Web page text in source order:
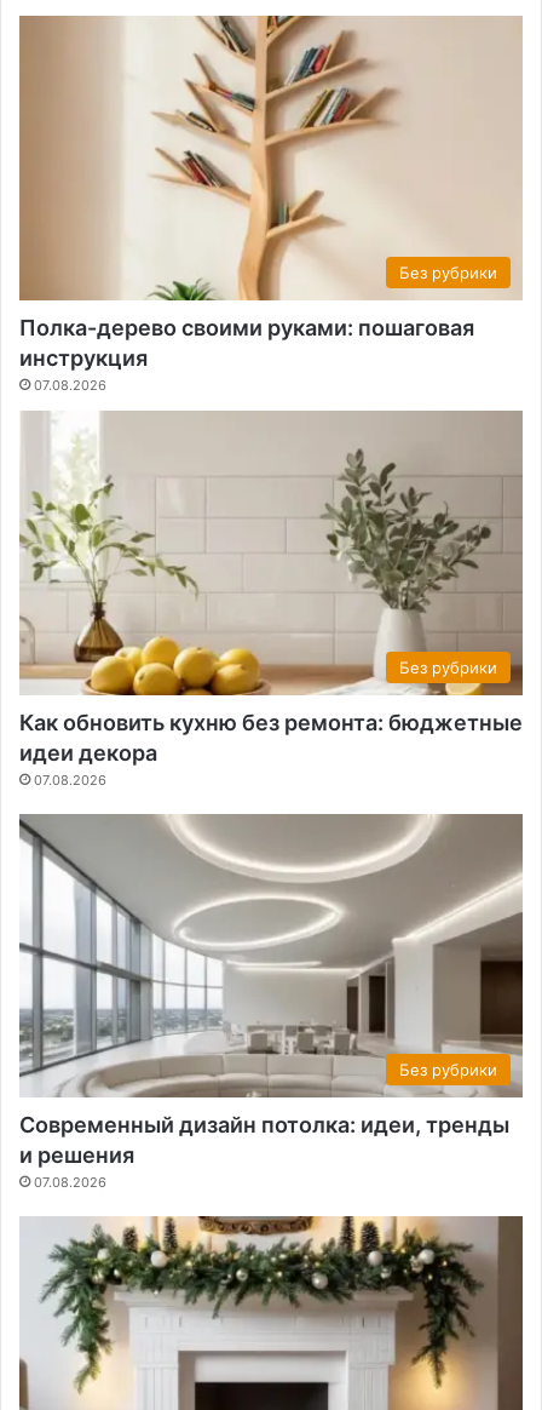
Без рубрики
Полка-дерево своими руками: пошаговая
инструкция
07.08.2026
Без рубрики
Как обновить кухню без ремонта: бюджетные
идеи декора
07.08.2026
Без рубрики
Современный дизайн потолка: идеи, тренды
и решения
07.08.2026